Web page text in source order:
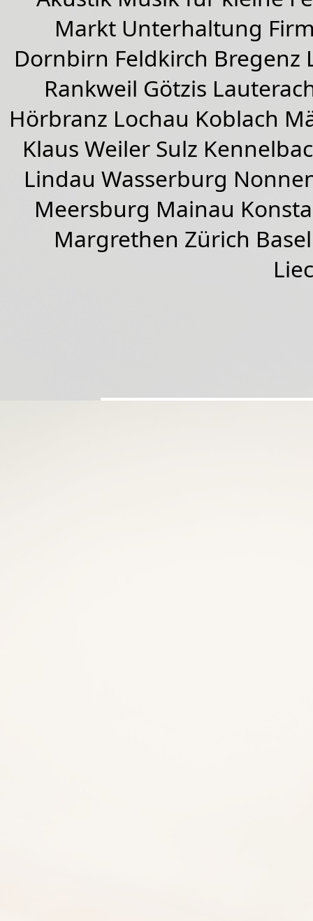
Markt Unterhaltung
Dornbirn Feldkirch Bregenz
Rankweil Götzis
Hörbranz Lochau Koblach
Klaus Weiler Sulz
Lindau Wasserburg
Meersburg Mainau
Margrethen Zürich